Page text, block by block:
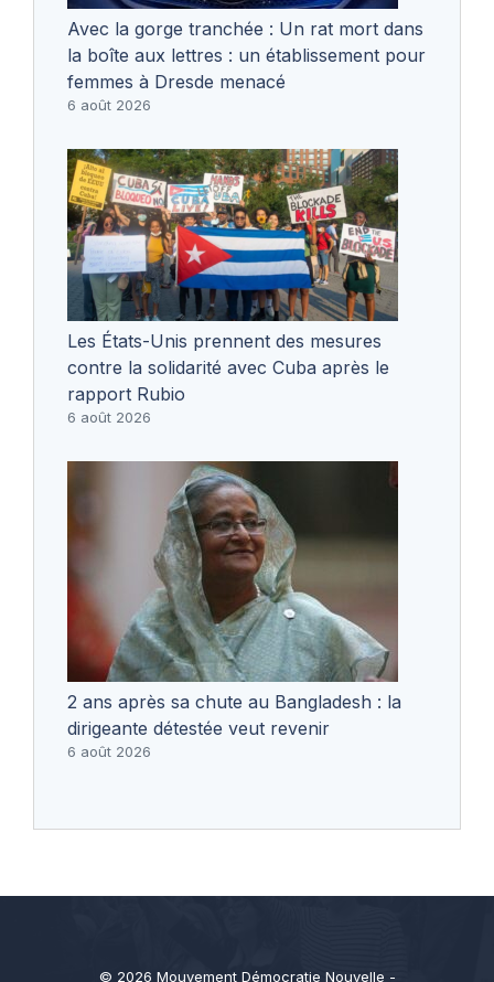
Avec la gorge tranchée : Un rat mort dans
la boîte aux lettres : un établissement pour
femmes à Dresde menacé
6 août 2026
Les États-Unis prennent des mesures
contre la solidarité avec Cuba après le
rapport Rubio
6 août 2026
2 ans après sa chute au Bangladesh : la
dirigeante détestée veut revenir
6 août 2026
© 2026 Mouvement Démocratie Nouvelle -